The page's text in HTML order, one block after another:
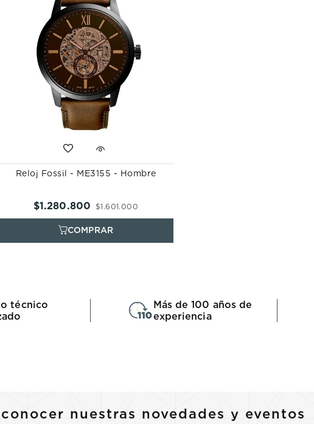
Reloj Fossil - ME3155 - Hombre
$1 .601.000
$1.280.800
técnico
Más de 100 años de
experiencia
nuestras novedades y eventos